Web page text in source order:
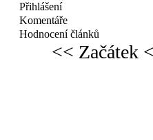
Přihlášení
Komentáře
Hodnocení článků
<< Začátek